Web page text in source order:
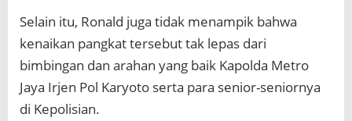
Selain itu, Ronald juga tidak menampik bahwa
kenaikan pangkat tersebut tak lepas dari
bimbingan dan arahan yang baik Kapolda Metro
Jaya Irjen Pol Karyoto serta para senior-seniornya
di Kepolisian.